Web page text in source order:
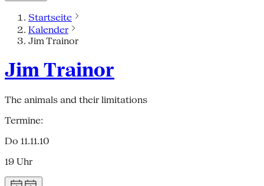
Startseite
Kalender
Jim Trainor
Jim Trainor
The animals and their limitations
Termine:
Do 11.11.10
19 Uhr